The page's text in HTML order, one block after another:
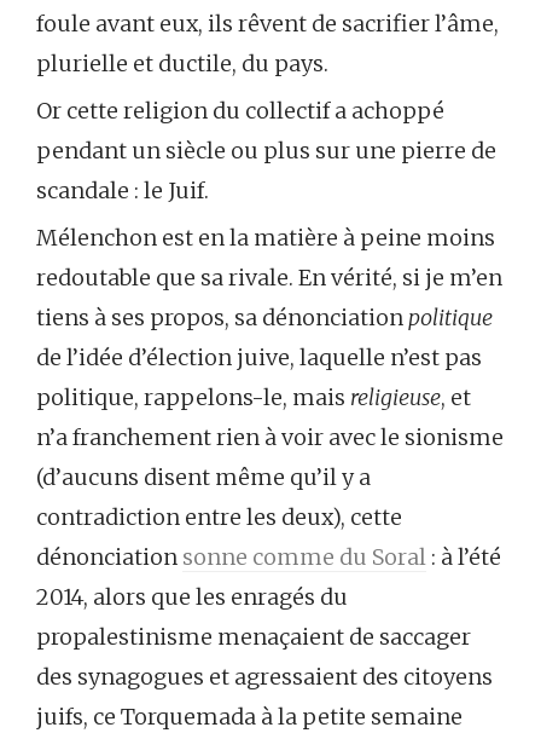
foule avant eux, ils rêvent de sacrifier l’âme,
plurielle et ductile, du pays.
Or cette religion du collectif a achoppé
pendant un siècle ou plus sur une pierre de
scandale : le Juif.
Mélenchon est en la matière à peine moins
redoutable que sa rivale. En vérité, si je m’en
tiens à ses propos, sa dénonciation politique
de l’idée d’élection juive, laquelle n’est pas
politique, rappelons-le, mais religieuse, et
n’a franchement rien à voir avec le sionisme
(d’aucuns disent même qu’il y a
contradiction entre les deux), cette
dénonciation sonne comme du Soral : à l’été
2014, alors que les enragés du
propalestinisme menaçaient de saccager
des synagogues et agressaient des citoyens
juifs, ce Torquemada à la petite semaine